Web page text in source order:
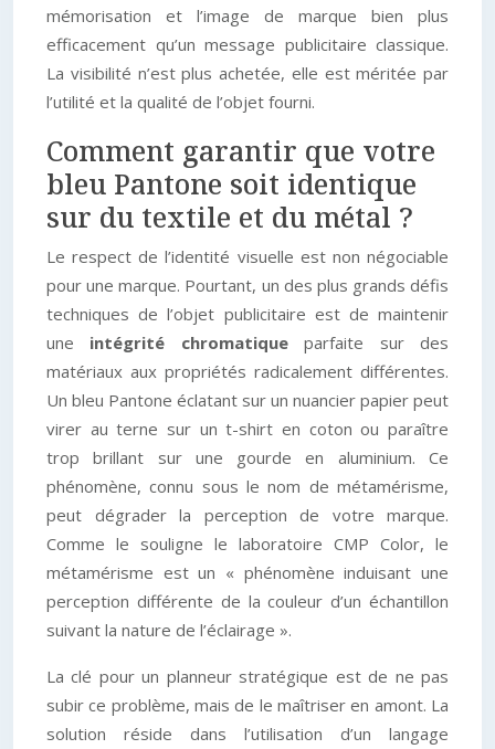
mémorisation et l’image de marque bien plus
efficacement qu’un message publicitaire classique.
La visibilité n’est plus achetée, elle est méritée par
l’utilité et la qualité de l’objet fourni.
Comment garantir que votre
bleu Pantone soit identique
sur du textile et du métal ?
Le respect de l’identité visuelle est non négociable
pour une marque. Pourtant, un des plus grands défis
techniques de l’objet publicitaire est de maintenir
une intégrité chromatiqueparfaite sur des
matériaux aux propriétés radicalement différentes.
Un bleu Pantone éclatant sur un nuancier papier peut
virer au terne sur un t-shirt en coton ou paraître
trop brillant sur une gourde en aluminium. Ce
phénomène, connu sous le nom de métamérisme,
peut dégrader la perception de votre marque.
Comme le souligne le laboratoire CMP Color, le
métamérisme est un « phénomène induisant une
perception différente de la couleur d’un échantillon
suivant la nature de l’éclairage ».
La clé pour un planneur stratégique est de ne pas
subir ce problème, mais de le maîtriser en amont. La
solution réside dans l’utilisation d’un langage